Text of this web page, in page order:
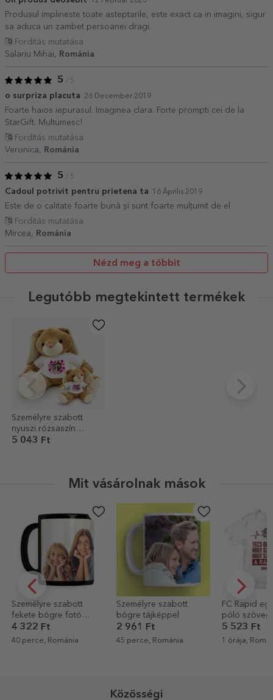
Produsul implineste toate asteptarile, este exact ca in imagini, sigur
sa aduca un zambet persoanei dragi.
Fordítás mutatása
Salariu Mihai,
Románia
5 / 5
o surpriza placuta 26 December 2019
Foarte haios iepurasul. Imaginea clara. Forte prompti cei de la
StarGift. Multumesc!
Fordítás mutatása
Veronica,
Románia
5 / 5
Cadoul potrivit pentru prietena ta 16 Április 2019
Este de o calitate foarte bună și sunt foarte mulțumit de el
Fordítás mutatása
Mircea,
Románia
Nézd meg a többit
Legutóbb megtekintett termékek
Személyre szabott
nyuszi rózsaszín
szívekkel és fotóval
5 043 Ft
Mit vásárolnak mások
Személyre szabott
bögre tájképpel
2 961 Ft
45 perce, Románia
FC Rapid egyedi pamut
póló szöveggel – 1923
ok, hogy szeressük a
Rapidot
5 523 Ft
1 órája, Románia
Személyre
bögre
szöveggel –
füllel
3 201 Ft
1 órája,
Közösségi